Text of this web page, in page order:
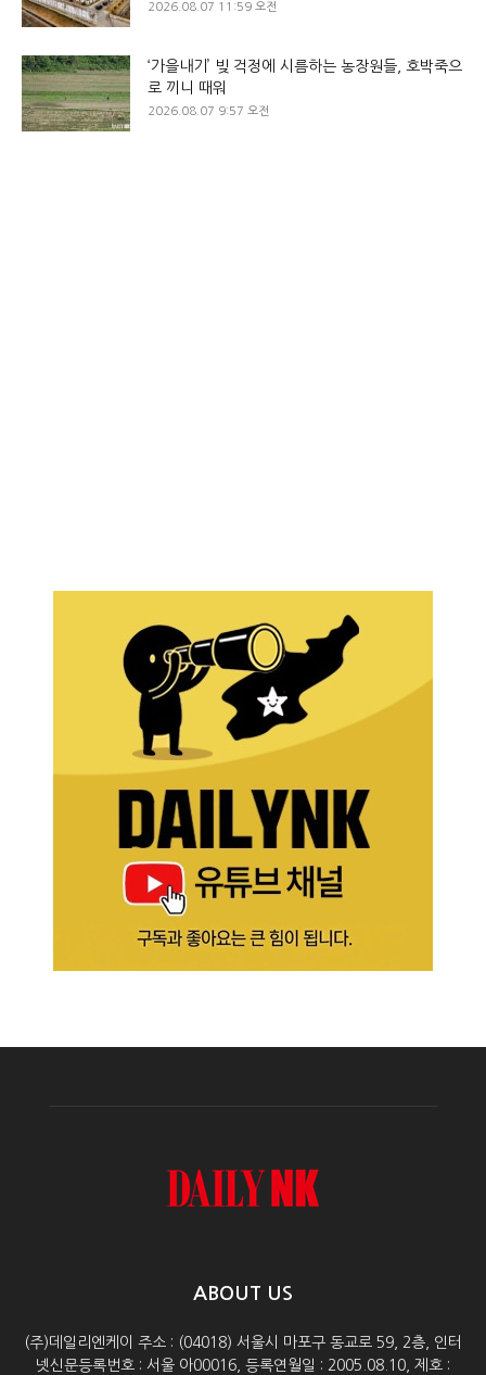
2026.08.07 11:59 오전
‘가을내기’ 빚 걱정에 시름하는 농장원들, 호박죽으
로 끼니 때워
2026.08.07 9:57 오전
ABOUT US
(주)데일리엔케이 주소 : (04018) 서울시 마포구 동교로 59, 2층, 인터
넷신문등록번호 : 서울 아00016, 등록연월일 : 2005.08.10, 제호 :